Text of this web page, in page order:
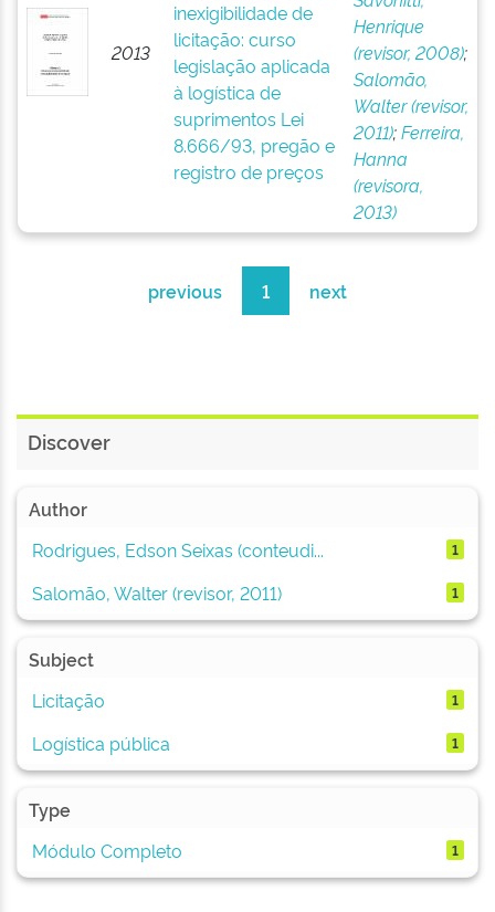
2013
inexigibilidade de
licitação: curso
legislação aplicada
à logística de
suprimentos Lei
8.666/93, pregão e
registro de preços
Henrique
(revisor, 2008);
Salomão,
Walter (revisor,
2011);Ferreira,
Hanna
(revisora,
2013)
previous 1 next
Discover
Author
Rodrigues, Edson Seixas (conteudi...
1
Salomão, Walter (revisor, 2011) 1
Subject
Licitação
1
Logística pública 1
Type
Módulo Completo
1